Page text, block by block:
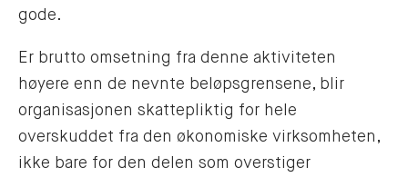
gode.
Er brutto omsetning fra denne aktiviteten
høyere enn de nevnte beløpsgrensene, blir
organisasjonen skattepliktig for hele
overskuddet fra den økonomiske virksomheten,
ikke bare for den delen som overstiger